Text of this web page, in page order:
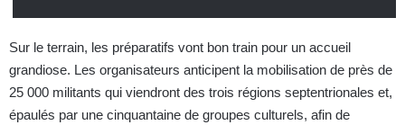
Sur le terrain, les préparatifs vont bon train pour un accueil
grandiose. Les organisateurs anticipent la mobilisation de près de
25 000 militants qui viendront des trois régions septentrionales et,
épaulés par une cinquantaine de groupes culturels, afin de